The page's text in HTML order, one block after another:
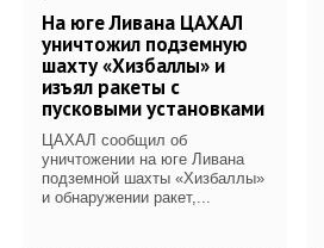
На юге Ливана ЦАХАЛ
уничтожил подземную
шахту «Хизбаллы» и
изъял ракеты с
пусковыми установками
ЦАХАЛ сообщил об
уничтожении на юге Ливана
подземной шахты «Хизбаллы»
и обнаружении ракет,...